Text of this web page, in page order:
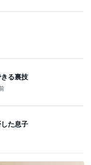
た息子